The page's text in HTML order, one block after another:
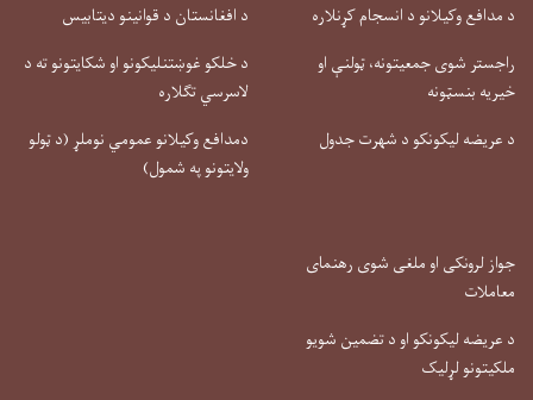
د مدافع وکیلانو د انسجام کړنلاره
راجستر شوی جمعیتونه، ټولنې او
خیریه بنسټونه
د عریضه لیکونکو د شهرت جدول
د افغانستان د قوانینو دیتابیس
د خلکو غوښتنلیکونو او شکایتونو ته د
لاسرسي تګلاره
دمدافع وکیلانو عمومي نوملړ (د ټولو
ولایتونو په شمول)
جواز لرونکی او ملغی شوی رهنمای
معاملات
د عریضه لیکونکو او د تضمین شویو
ملکیتونو لړلیک